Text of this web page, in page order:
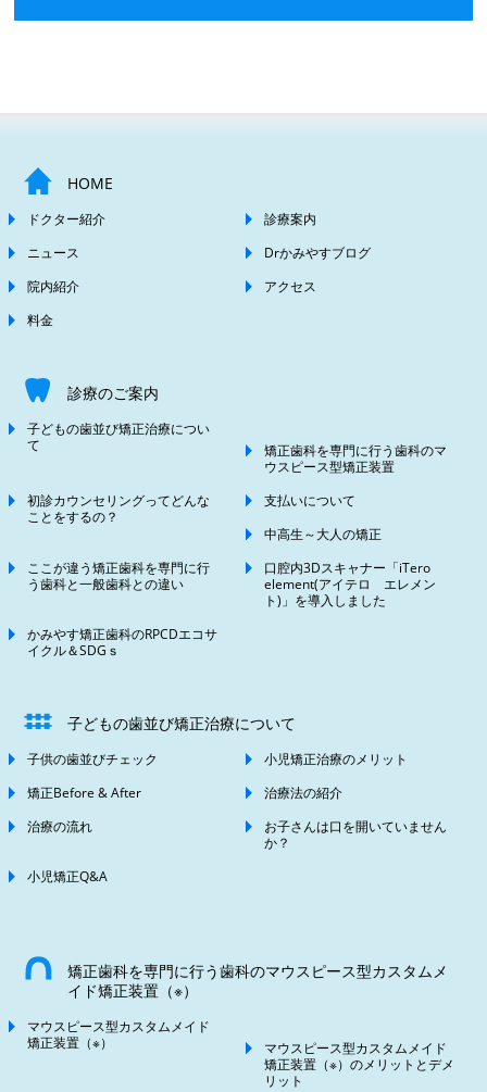
HOME
ドクター紹介
診療案内
ニュース
Drかみやすブログ
院内紹介
アクセス
料金
診療のご案内
子どもの歯並び矯正治療につい
て
矯正歯科を専門に行う歯科のマ
ウスピース型矯正装置
初診カウンセリングってどんな
ことをするの？
支払いについて
中高生～大人の矯正
ここが違う矯正歯科を専門に行
う歯科と一般歯科との違い
口腔内3Dスキャナー「iTero
element(アイテロ エレメン
ト)」を導入しました
かみやす矯正歯科のRPCDエコサ
イクル＆SDGｓ
子どもの歯並び矯正治療について
子供の歯並びチェック
小児矯正治療のメリット
矯正Before & After
治療法の紹介
治療の流れ
お子さんは口を開いていません
か？
小児矯正Q&A
矯正歯科を専門に行う歯科のマウスピース型カスタムメ
イド矯正装置（※）
マウスピース型カスタムメイド
矯正装置（※）
マウスピース型カスタムメイド
矯正装置（※）のメリットとデメ
リット